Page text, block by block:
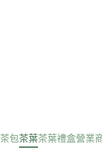
茶包茶葉茶葉禮盒營業